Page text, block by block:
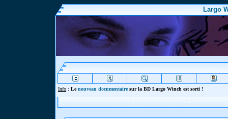
Largo
Info : Lenouveau documentairesur la BD Largo Winch est sorti !